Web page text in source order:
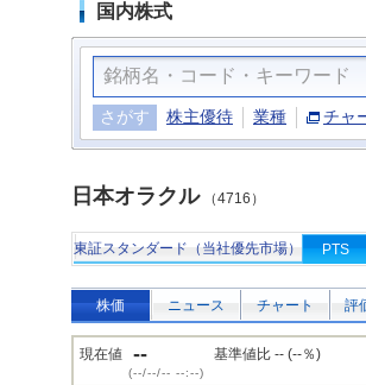
国内株式
さがす 株主優待 業種 チャ
日本オラクル（4716）
東証スタンダード（当社優先市場） PTS
株価 ニュース チャート 評
現在値 --
(--/--/-- --:--)
基準値比 -- (--％)